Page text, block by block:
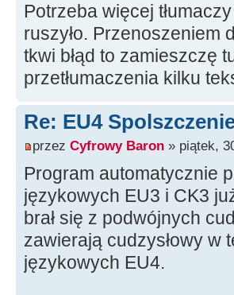
Potrzeba więcej
ruszyło. Przenoszeniem
tkwi błąd to zamieszczę
przetłumaczenia kilku
Re: EU4
przez Cyfrowy Baron » piątek,
Program automatycznie
językowych EU3 i CK3
brał się z podwójnych
zawierają cudzysłowy w
językowych EU4.